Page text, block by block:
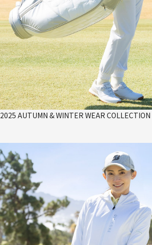
2025 AUTUMN & WINTER WEAR COLLECTION